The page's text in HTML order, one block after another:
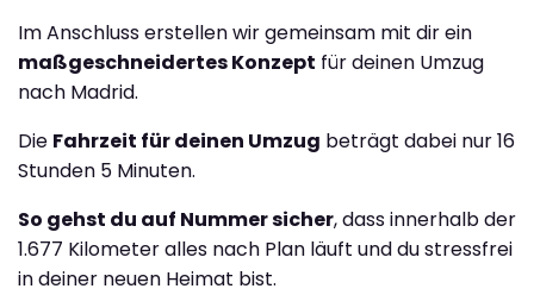
Im Anschluss erstellen wir gemeinsam mit dir ein
maßgeschneidertes Konzept für deinen Umzug
nach Madrid.
Die Fahrzeit für deinen Umzug beträgt dabei nur 16
Stunden 5 Minuten.
So gehst du auf Nummer sicher, dass innerhalb der
1.677 Kilometer alles nach Plan läuft und du stressfrei
in deiner neuen Heimat bist.